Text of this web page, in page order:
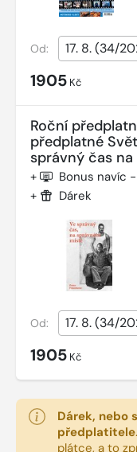
Od:
1905 Kč
Roční
předplatné
správný čas
+ Bonus navíc
+ Dárek
Od:
1905 Kč
Dárek, nebo
předplatitele.
plátce, a to